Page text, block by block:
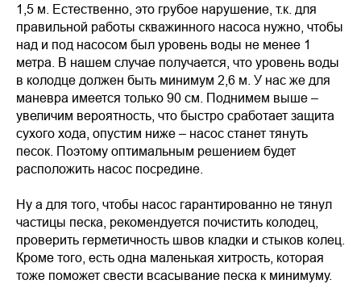
1,5 м. Естественно, это грубое нарушение, т.к. для
правильной работы скважинного насоса нужно, чтобы
над и под насосом был уровень воды не менее 1
метра. В нашем случае получается, что уровень воды
в колодце должен быть минимум 2,6 м. У нас же для
маневра имеется только 90 см. Поднимем выше –
увеличим вероятность, что быстро сработает защита
сухого хода, опустим ниже – насос станет тянуть
песок. Поэтому оптимальным решением будет
расположить насос посредине.
Ну а для того, чтобы насос гарантированно не тянул
частицы песка, рекомендуется почистить колодец,
проверить герметичность швов кладки и стыков колец.
Кроме того, есть одна маленькая хитрость, которая
тоже поможет свести всасывание песка к минимуму.